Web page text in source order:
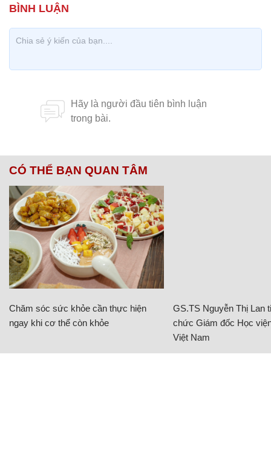
CÓ THỂ BẠN QUAN TÂM
Chăm sóc sức khỏe cần thực hiện
ngay khi cơ thể còn khỏe
GS.TS Nguyễn Thị Lan
chức Giám đốc Học
Việt Nam